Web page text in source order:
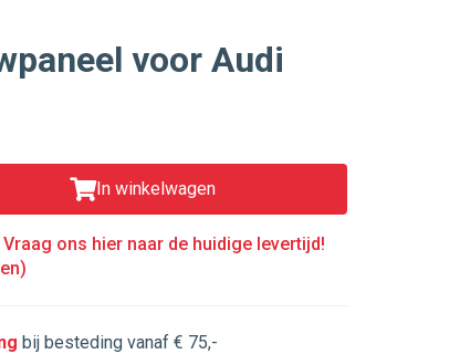
voor Audi
In winkelwagen
ons hier naar de huidige levertijd!
bij besteding vanaf € 75,-